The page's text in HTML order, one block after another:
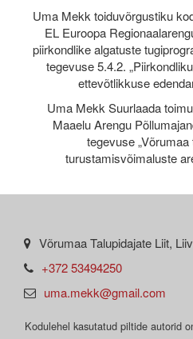
Uma Mekk toiduvõrgustiku
EL Euroopa
piirkondlike algatuste
tegevuse 5.4.2.
ettevõtlikkuse
Uma Mekk Suurlaada
Maaelu Arengu
tegevuse
turustamisvõimaluste
Võrumaa Talupidajate Liit,
+372 53494250
uma.mekk@gmail.com
Kodulehel kasutatud piltide autorid